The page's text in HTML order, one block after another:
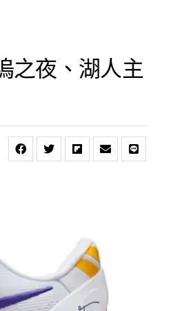
之夜、湖人主